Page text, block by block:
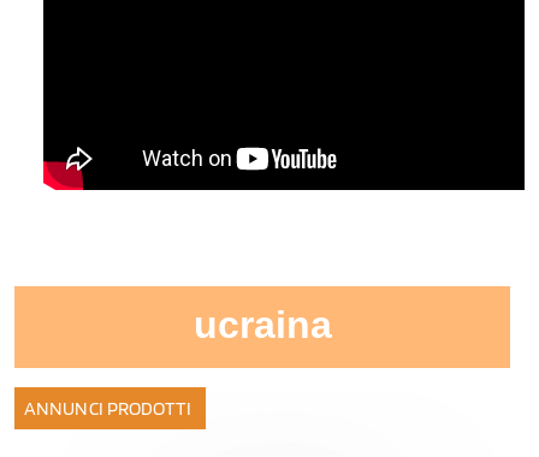
ucraina
ANNUNCI PRODOTTI